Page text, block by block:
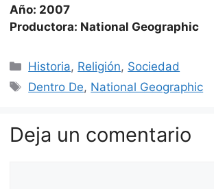
Año: 2007
Productora: National Geographic
Categorías
Historia, Religión, Sociedad
Etiquetas
Dentro De, National Geographic
Deja un comentario